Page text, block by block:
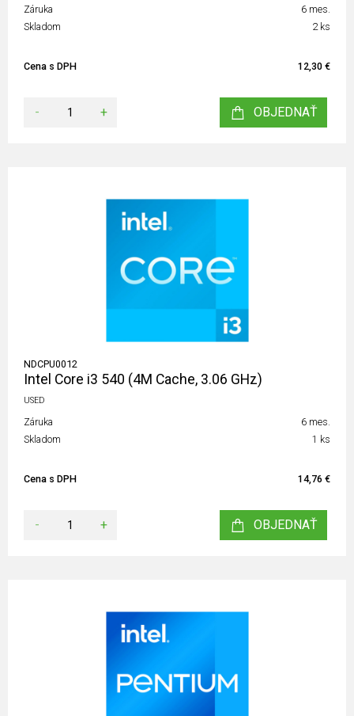
Záruka
6 mes.
Skladom
2 ks
Cena s DPH 12,30 €
- + OBJEDNAŤ
NDCPU0012
Intel Core i3 540 (4M Cache, 3.06 GHz)
USED
Záruka
6 mes.
Skladom
1 ks
Cena s DPH 14,76 €
- + OBJEDNAŤ